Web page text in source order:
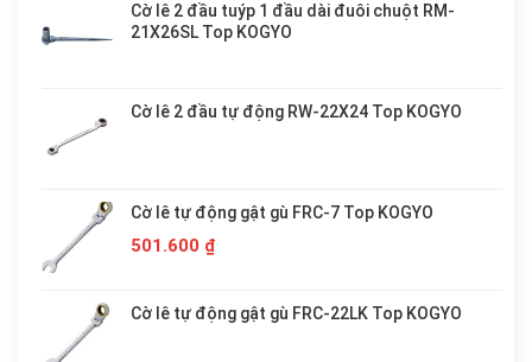
Cờ lê 2 đầu tuýp 1 đầu dài đuôi chuột RM-
21X26SL Top KOGYO
Cờ lê 2 đầu tự động RW-22X24 Top KOGYO
Cờ lê tự động gật gù FRC-7 Top KOGYO
501.600 ₫
Cờ lê tự động gật gù FRC-22LK Top KOGYO